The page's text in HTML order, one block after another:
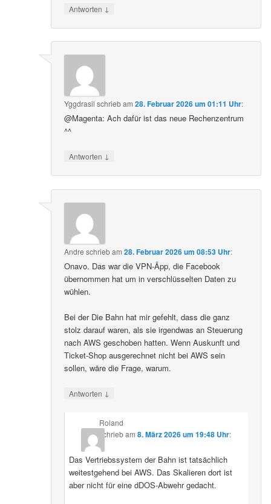
Antworten ↓
Yggdrasil schriebam28. Februar 2026 um 01:11 Uhr:
@Magenta: Ach dafür ist das neue Rechenzentrum
^^
Antworten ↓
Andre schriebam28. Februar 2026 um 08:53 Uhr:
Onavo. Das war die VPN-Äpp, die Facebook
übernommen hat um in verschlüsselten Daten zu
wühlen.
Bei der Die Bahn hat mir gefehlt, dass die ganz
stolz darauf waren, als sie irgendwas an Steuerung
nach AWS geschoben hatten. Wenn Auskunft und
Ticket-Shop ausgerechnet nicht bei AWS sein
sollen, wäre die Frage, warum.
Antworten ↓
Roland
schriebam 8. März 2026 um 19:48 Uhr:
Das Vertriebssystem der Bahn ist tatsächlich
weitestgehend bei AWS. Das Skalieren dort ist
aber nicht für eine dDOS-Abwehr gedacht.